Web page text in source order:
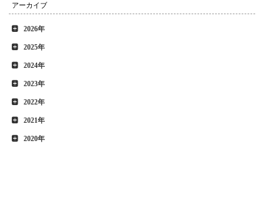
アーカイブ
2026年
2025年
2024年
2023年
2022年
2021年
2020年